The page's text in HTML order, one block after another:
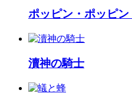
ポッピン・ポッピン
瀆神の騎士